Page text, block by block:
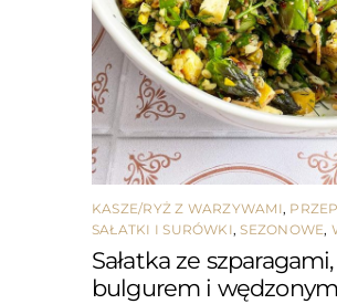
KASZE/RYŻ Z WARZYWAMI,
SAŁATKI I SURÓWKI,SEZONOWE,
Sałatka ze szparagami,
bulgurem i